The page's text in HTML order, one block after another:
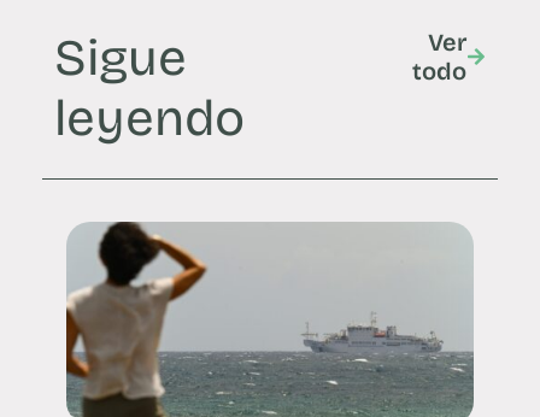
Sigue
leyendo
Ver
todo